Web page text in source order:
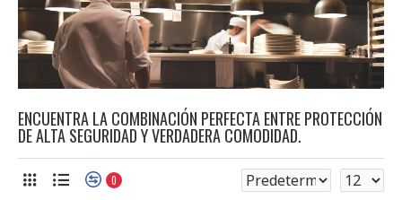
ENCUENTRA LA COMBINACIÓN PERFECTA ENTRE PROTECCIÓN
DE ALTA SEGURIDAD Y VERDADERA COMODIDAD.
0